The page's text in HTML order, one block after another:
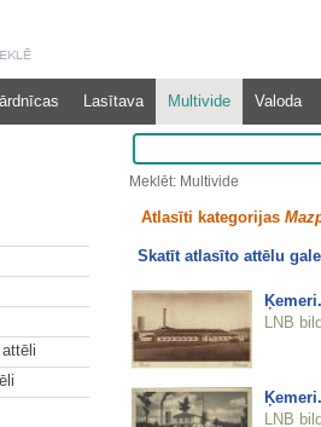
Lasītava Multivide Valoda
Meklēt: Multivide
Atlasīti kategorijas
Skatīt atlasīto attēlu
LNB
LNB